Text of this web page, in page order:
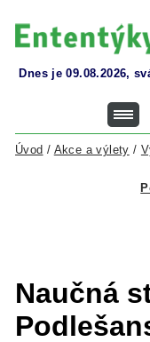
Dnes je 09.08.2026,
Úvod / Akce a výlety /
Naučná